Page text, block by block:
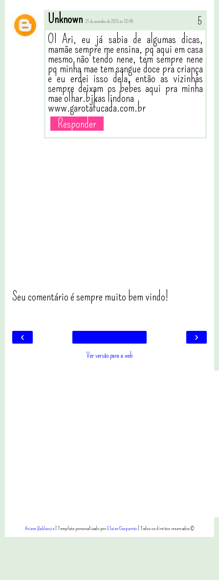
Unknown 21 de novembro de 2015 às 02:49
OI Ari, eu já sabia de algumas dicas,
mamãe sempre me ensina, pq aqui em casa
mesmo não tendo nene, tem sempre nene
pq minha mae tem sangue doce pra criança
e eu erdei isso dela, então as vizinhas
sempre deixam os bebes aqui pra minha
mae olhar.bjkas lindona
www.garotafucada.com.br
Responder
Seu comentário é sempre muito bem vindo!
‹ ›
Ver versão para a web
Ariane Baldassin| Template personalizado porElaine Gaspareto| Todos os direitos reservados ©